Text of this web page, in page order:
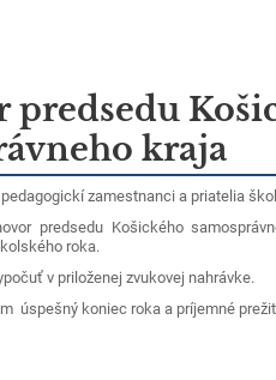
predsedu
kraja
zamestnanci a priatelia
predsedu Košického
roka.
v priloženej zvukovej nahrávke.
úspešný koniec roka a príjemné